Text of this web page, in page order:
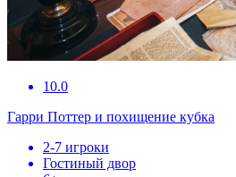
10.0
Гарри Поттер и похищение кубка
2-7 игроки
Гостиный двор